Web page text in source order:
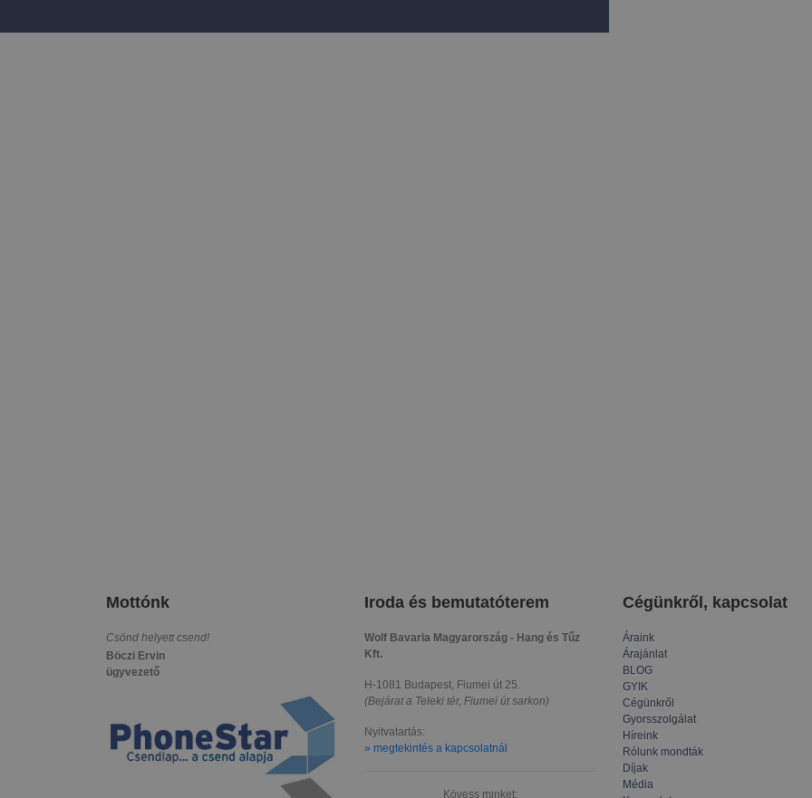
Mottónk
Csönd helyett csend!
Böczi Ervin
ügyvezető
Iroda és bemutatóterem
Wolf Bavaria Magyarország - Hang és Tűz
Kft.
H-1081 Budapest, Fiumei út 25.
(Bejárat a Teleki tér, Fiumei út sarkon)
Nyitvatartás:
» megtekintés a kapcsolatnál
Kövess minket:
Cégünkről, kapcsolat
Áraink
Árajánlat
BLOG
GYIK
Cégünkről
Gyorsszolgálat
Híreink
Rólunk mondták
Díjak
Média